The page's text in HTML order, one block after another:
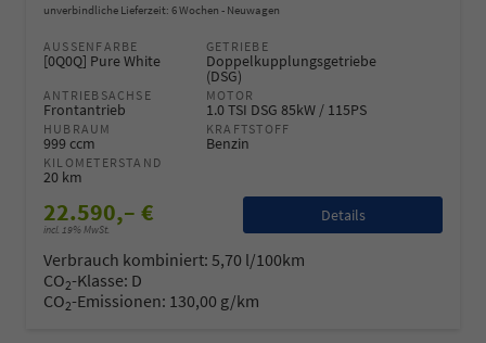
unverbindliche Lieferzeit: 6 Wochen Neuwagen
AUSSENFARBE
[0Q0Q] Pure White
GETRIEBE
Doppelkupplungsgetriebe
(DSG)
ANTRIEBSACHSE
Frontantrieb
MOTOR
1.0 TSI DSG 85kW / 115PS
HUBRAUM
999 ccm
KRAFTSTOFF
Benzin
KILOMETERSTAND
20 km
22.590,– €
incl. 19% MwSt.
Details
Verbrauch kombiniert: 5,70 l/100km
CO2-Klasse: D
CO2-Emissionen: 130,00 g/km